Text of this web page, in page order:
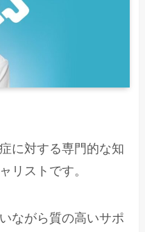
に対する専門的な知
リストです。
ながら質の高いサポ